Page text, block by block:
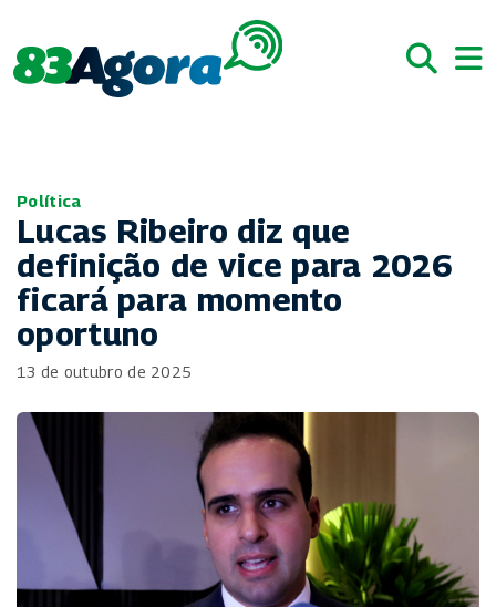
Política
Lucas Ribeiro diz que
definição de vice para 2026
ficará para momento
oportuno
13 de outubro de 2025